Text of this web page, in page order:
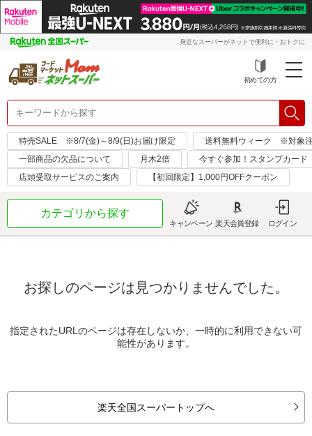
身近なスーパーがネットで便利に・おトクに
初めての方
特売SALE ※8/7(金)～8/9(日)お届け限定
送料無料ウィーク ※対象
一部商品の欠品について
月木2倍
今すぐ参加！スタンプカード
店頭受取サービスのご案内
【初回限定】1,000円OFFクーポン
カテゴリから探す
キャンペーン 楽天会員登録 ログイン
お探しのページは見つかりませんでした。
指定されたURLのページは存在しないか、一時的に利用できない可
能性があります。
楽天全国スーパートップへ